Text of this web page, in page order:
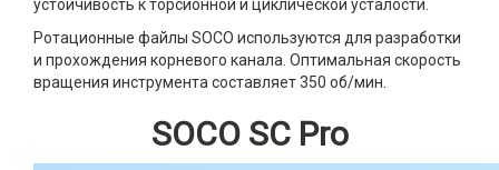
устойчивость к торсионной и циклической усталости.
Ротационные файлы SOCO используются для разработки
и прохождения корневого канала. Оптимальная скорость
вращения инструмента составляет 350 об/мин.
SOCO SC Pro